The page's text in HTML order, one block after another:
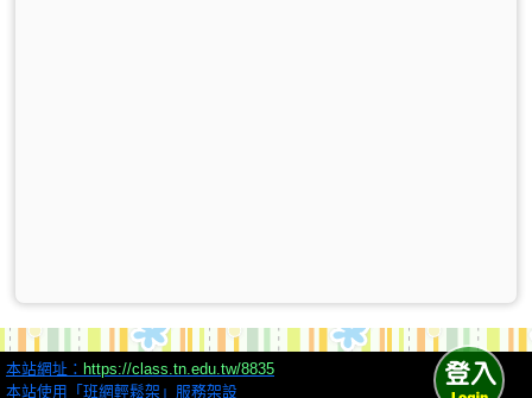
本站網址： https://class.tn.edu.tw/8835
本站使用「班網輕鬆架」服務架設